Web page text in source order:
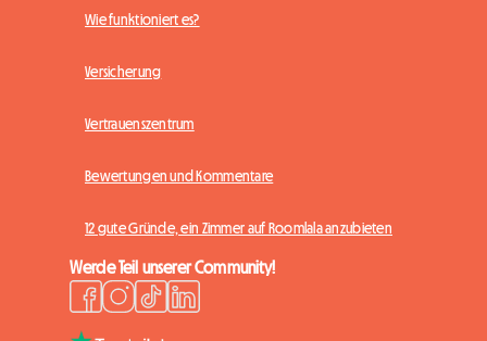
Wie funktioniert es?
Versicherung
Vertrauenszentrum
Bewertungen und Kommentare
12 gute Gründe, ein Zimmer auf Roomlala anzubieten
Werde Teil unserer Community!